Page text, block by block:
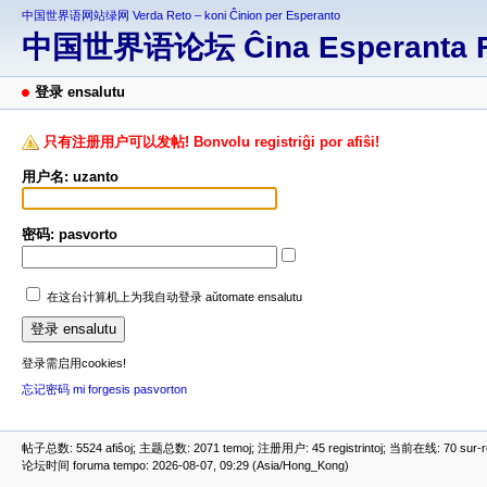
中国世界语网站绿网 Verda Reto – koni Ĉinion per Esperanto
中国世界语论坛 Ĉina Esperanta
登录 ensalutu
只有注册用户可以发帖! Bonvolu registriĝi por afiŝi!
用户名: uzanto
密码: pasvorto
在这台计算机上为我自动登录 aŭtomate ensalutu
登录需启用cookies!
忘记密码 mi forgesis pasvorton
帖子总数: 5524 afiŝoj; 主题总数: 2071 temoj; 注册用户: 45 registrintoj; 当前在线: 70
论坛时间 foruma tempo: 2026-08-07, 09:29 (Asia/Hong_Kong)